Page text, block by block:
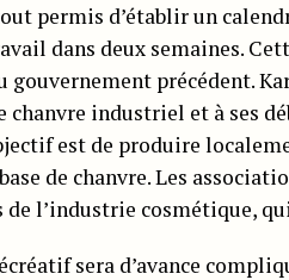
permis d’établir un
dans deux semaines.
précédent.
chanvre industriel et à ses
est de produire
de chanvre. Les
l’industrie cosmétique,
sera d’avance